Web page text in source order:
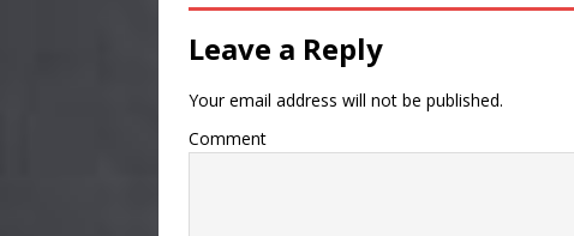
Leave a Reply
Your email address will not be published.
Comment